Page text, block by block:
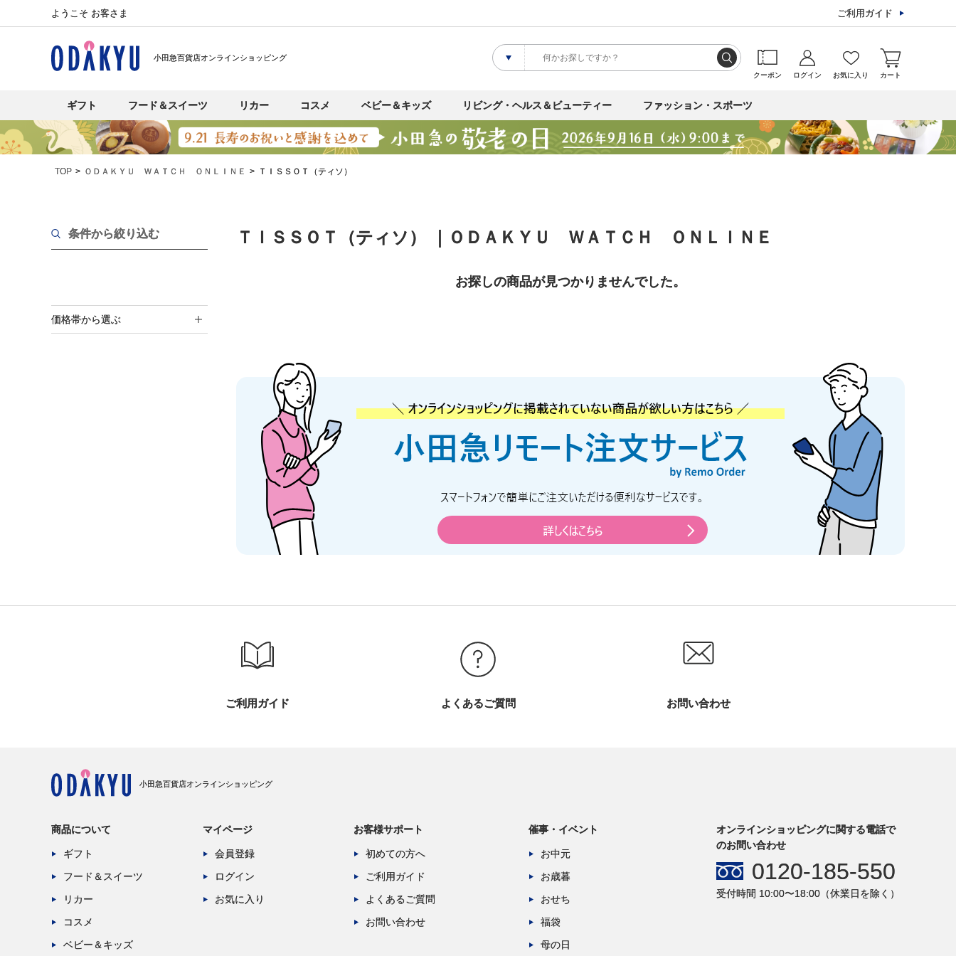
ようこそ お客さま ご利用ガイド
小田急百貨店オンラインショッピング
クーポン ログイン お気に入り カート
ギフト フード＆スイーツ リカー コスメ ベビー＆キッズ リビング・ヘルス＆ビューティー ファッション・スポーツ
TOP ＯＤＡＫＹＵ ＷＡＴＣＨ ＯＮＬＩＮＥ ＴＩＳＳＯＴ（ティソ）
条件から絞り込む
価格帯から選ぶ
ＴＩＳＳＯＴ（ティソ） ｜ＯＤＡＫＹＵ ＷＡＴＣＨ ＯＮＬＩＮＥ
お探しの商品が見つかりませんでした。
ご利用ガイド よくあるご質問 お問い合わせ
小田急百貨店オンラインショッピング
商品について
ギフト
フード＆スイーツ
リカー
コスメ
ベビー＆キッズ
マイページ
会員登録
ログイン
お気に入り
お客様サポート
初めての方へ
ご利用ガイド
よくあるご質問
お問い合わせ
催事・イベント
お中元
お歳暮
おせち
福袋
母の日
オンラインショッピングに関する電話で
のお問い合わせ
0120-185-550
受付時間 10:00〜18:00（休業日を除く）